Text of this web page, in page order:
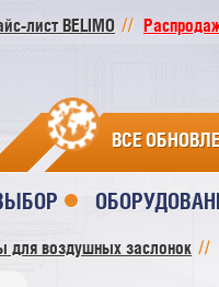
лист BELIMO
ВСЕ
для воздушных заслонок